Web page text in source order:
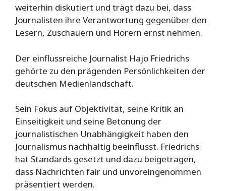
weiterhin diskutiert und trägt dazu bei, dass
Journalisten ihre Verantwortung gegenüber den
Lesern, Zuschauern und Hörern ernst nehmen.
Der einflussreiche Journalist Hajo Friedrichs
gehörte zu den prägenden Persönlichkeiten der
deutschen Medienlandschaft.
Sein Fokus auf Objektivität, seine Kritik an
Einseitigkeit und seine Betonung der
journalistischen Unabhängigkeit haben den
Journalismus nachhaltig beeinflusst. Friedrichs
hat Standards gesetzt und dazu beigetragen,
dass Nachrichten fair und unvoreingenommen
präsentiert werden.